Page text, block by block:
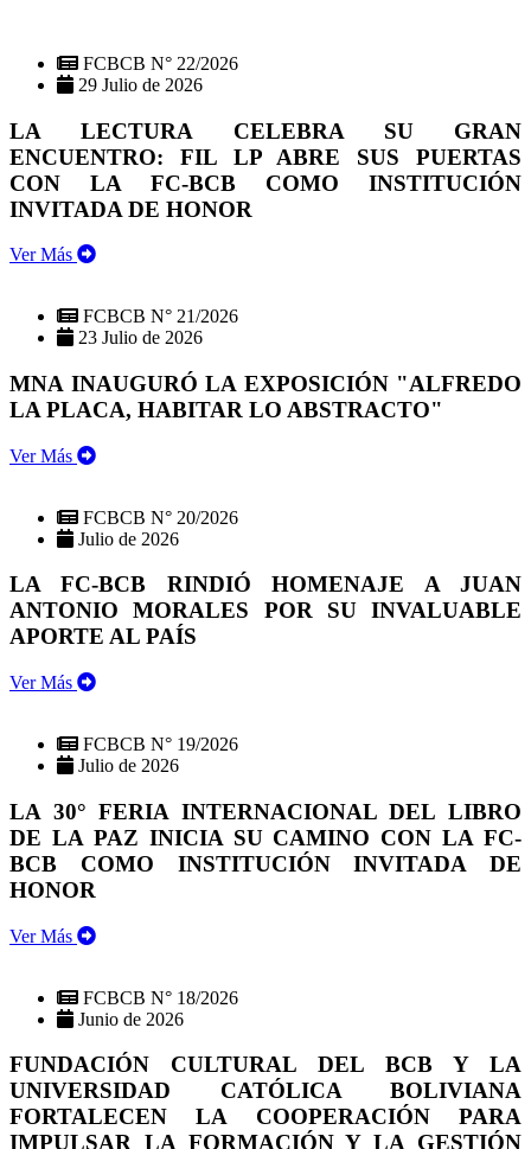
FCBCB N° 22/2026
29 Julio de 2026
LA LECTURA CELEBRA SU GRAN
ENCUENTRO: FIL LP ABRE SUS PUERTAS
CON LA FC-BCB COMO INSTITUCIÓN
INVITADA DE HONOR
Ver Más
FCBCB N° 21/2026
23 Julio de 2026
MNA INAUGURÓ LA EXPOSICIÓN "ALFREDO
LA PLACA, HABITAR LO ABSTRACTO"
Ver Más
FCBCB N° 20/2026
Julio de 2026
LA FC-BCB RINDIÓ HOMENAJE A JUAN
ANTONIO MORALES POR SU INVALUABLE
APORTE AL PAÍS
Ver Más
FCBCB N° 19/2026
Julio de 2026
LA 30° FERIA INTERNACIONAL DEL LIBRO
DE LA PAZ INICIA SU CAMINO CON LA FC-
BCB COMO INSTITUCIÓN INVITADA DE
HONOR
Ver Más
FCBCB N° 18/2026
Junio de 2026
FUNDACIÓN CULTURAL DEL BCB Y LA
UNIVERSIDAD CATÓLICA BOLIVIANA
FORTALECEN LA COOPERACIÓN PARA
IMPULSAR LA FORMACIÓN Y LA GESTIÓN